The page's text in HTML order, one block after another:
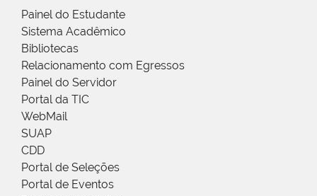
Painel do Estudante
Sistema Acadêmico
Bibliotecas
Relacionamento com Egressos
Painel do Servidor
Portal da TIC
WebMail
SUAP
CDD
Portal de Seleções
Portal de Eventos